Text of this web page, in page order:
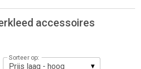
accessoires
Sorteer op: